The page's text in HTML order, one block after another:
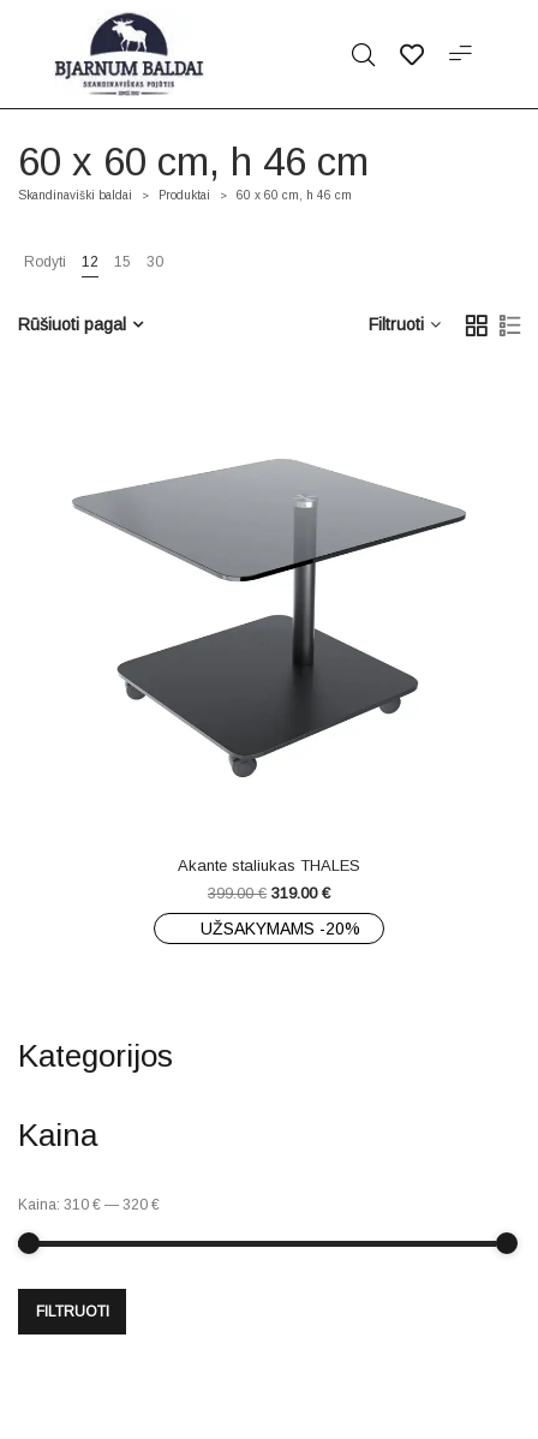
60 x 60 cm, h 46 cm
Skandinaviški baldai > Produktai > 60 x 60 cm, h 46 cm
Rodyti 12 15 30
Filtruoti
Rūšiuoti pagal
Akante staliukas THALES
399.00€ 319.00 €
UŽSAKYMAMS -20%
Kategorijos
Kaina
FILTRUOTI
Kaina: 310 € — 320 €